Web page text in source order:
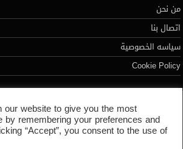
من نحن
اتصال بنا
سياسه الخصوصية
Cookie Policy
تطوير محمد السيد
our website to give you the most
by remembering your preferences and
“Accept”, you consent to the use of